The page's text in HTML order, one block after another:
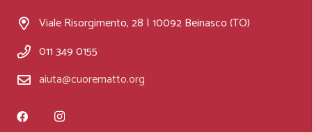
Viale Risorgimento, 28 | 10092 Beinasco (TO)
011 349 0155
aiuta@cuorematto.org